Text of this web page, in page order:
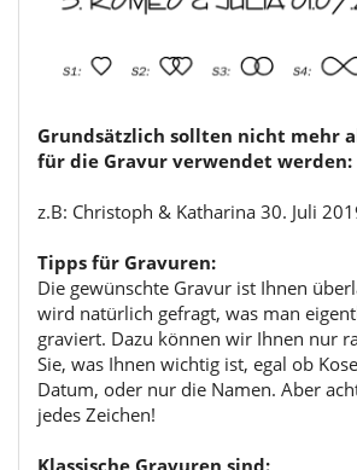
Grundsätzlich sollten nicht mehr
für die Gravur verwendet werden:
z.B: Christoph & Katharina 30. Juli
Tipps für Gravuren:
Die gewünschte Gravur ist Ihnen
wird natürlich gefragt, was man
graviert. Dazu können wir Ihnen nur
Sie, was Ihnen wichtig ist, egal ob
Datum, oder nur die Namen. Aber
jedes Zeichen!
Klassische Gravuren sind: